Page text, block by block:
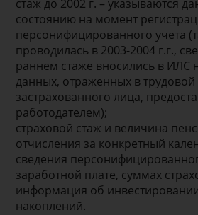
стаж до 2002 г. – указываются
состоянию на момент
персонифицированного учета
проводилась в 2003-2004 г.г.,
раннем стаже вносились в ИЛС
данных, отраженных в
застрахованного лица,
работодателем);
страховой стаж и величина
отчисления за конкретный
сведения
заработной плате, суммах
информация об
накоплений.